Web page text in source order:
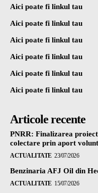
Aici poate fi linkul tau
Aici poate fi linkul tau
Aici poate fi linkul tau
Aici poate fi linkul tau
Aici poate fi linkul tau
Aici poate fi linkul tau
Articole recente
PNRR: Finalizarea
colectare prin aport
ACTUALITATE 23/07/2026
Benzinaria AFJ Oil din
ACTUALITATE 15/07/2026